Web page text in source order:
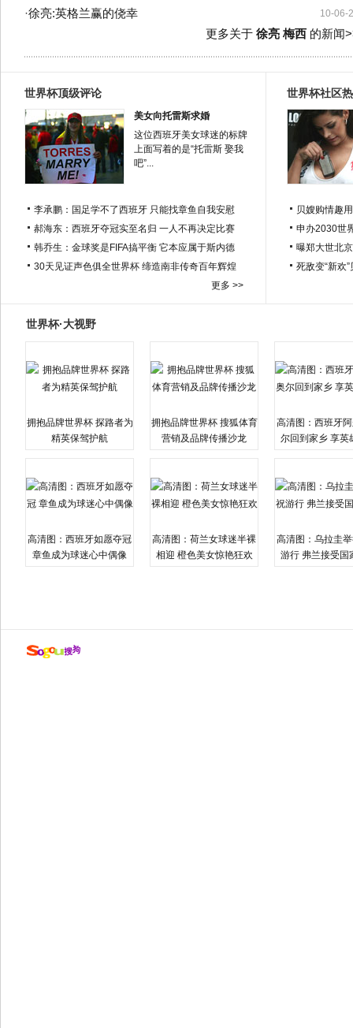
10-06-
·徐亮:英格兰赢的侥幸
更多关于 徐亮 梅西的新闻
世界杯顶级评论
美女向托雷斯求婚
这位西班牙美女球迷的标牌
上面写着的是“托雷斯 娶我
吧”...
李承鹏：国足学不了西班牙 只能找章鱼自我安慰
郝海东：西班牙夺冠实至名归 一人不再决定比赛
韩乔生：金球奖是FIFA搞平衡 它本应属于斯内德
30天见证声色俱全世界杯 缔造南非传奇百年辉煌
更多 >>
世界杯社区
贝嫂购情趣
申办2030世
曝郑大世北
死敌变“新欢
世界杯·大视野
拥抱品牌世界杯 探路者为
精英保驾护航
拥抱品牌世界杯 搜狐体育
营销及品牌传播沙龙
高清图：西班牙
尔回到家乡 享英
高清图：西班牙如愿夺冠
章鱼成为球迷心中偶像
高清图：荷兰女球迷半裸
相迎 橙色美女惊艳狂欢
高清图：乌拉圭
游行 弗兰接受国